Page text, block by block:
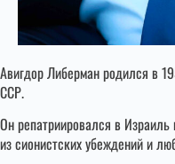
Авигдор Либерман родился в
ССР.
Он репатриировался в
из сионистских убеждений и